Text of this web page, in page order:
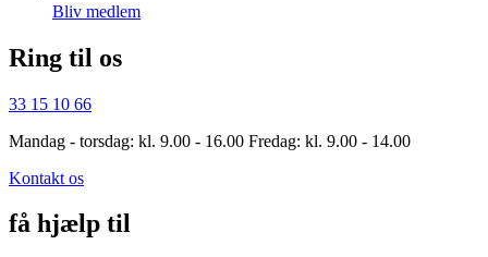
Bliv medlem
Ring til os
33 15 10 66
Mandag - torsdag: kl. 9.00 - 16.00 Fredag: kl. 9.00 - 14.00
Kontakt os
få hjælp til